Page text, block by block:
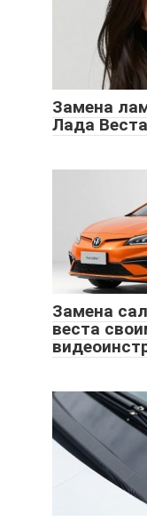
Замена
Лада
Замена
веста